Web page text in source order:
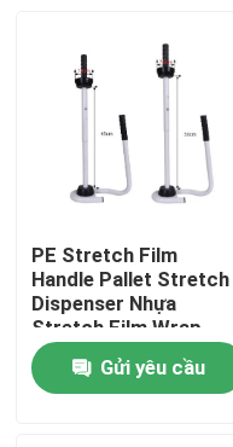
Nhà
PE Stretch Film
Handle Pallet Stretch
Dispenser Nhựa
Stretch Film Wrap
Tool Stand Dispenser
& HolderGửi yêu cầu